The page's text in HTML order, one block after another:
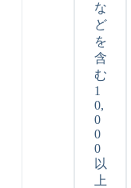
な
ど
を
含
む
1
0,
0
0
0
以
上